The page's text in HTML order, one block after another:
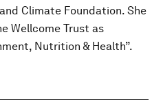
Climate Foundation. She
Wellcome Trust as
Nutrition & Health”.